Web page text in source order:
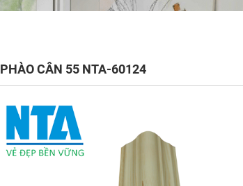
PHÀO CÂN 55 NTA-60124